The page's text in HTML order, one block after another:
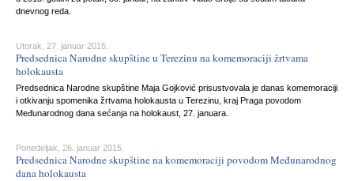
dnevnog reda.
Utorak, 27. januar 2015.
Predsednica Narodne skupštine u Terezinu na komemoraciji žrtvama
holokausta
Predsednica Narodne skupštine Maja Gojković prisustvovala je danas komemoraciji
i otkivanju spomenika žrtvama holokausta u Terezinu, kraj Praga povodom
Međunarodnog dana sećanja na holokaust, 27. januara.
Ponedeljak, 26. januar 2015.
Predsednica Narodne skupštine na komemoraciji povodom Međunarodnog
dana holokausta